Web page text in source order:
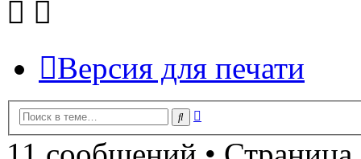
Версия для печати
Поиск